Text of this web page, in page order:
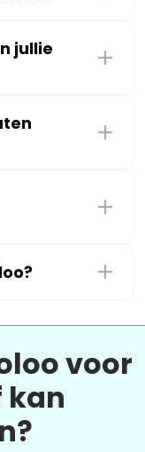
jullie
voor
kan